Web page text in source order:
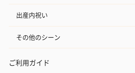
出産内祝い
その他のシーン
ご利用ガイド